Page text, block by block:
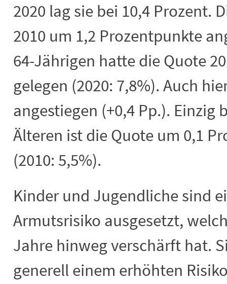
2020 lag sie bei 10,4 Prozent.
2010 um 1,2 Prozentpunkte
64-Jährigen hatte die Quote
gelegen (2020: 7,8%). Auch
angestiegen (+0,4 Pp.). Einzig
Älteren ist die Quote um 0,1
(2010: 5,5%).
Kinder und Jugendliche sind
Armutsrisiko ausgesetzt,
Jahre hinweg verschärft hat.
generell einem erhöhten